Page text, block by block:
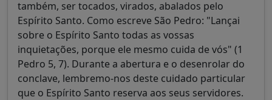
também, ser tocados, virados, abalados pelo
Espírito Santo. Como escreve São Pedro: "Lançai
sobre o Espírito Santo todas as vossas
inquietações, porque ele mesmo cuida de vós" (1
Pedro 5, 7). Durante a abertura e o desenrolar do
conclave, lembremo-nos deste cuidado particular
que o Espírito Santo reserva aos seus servidores.